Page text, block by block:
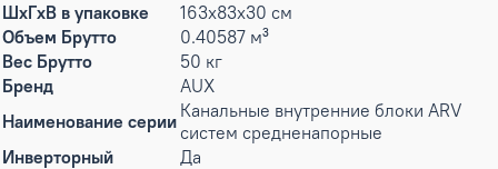
ШxГxВ в упаковке
163x83x30 см
Объем Брутто
0.40587 м³
Вес Брутто
50 кг
Бренд
AUX
Наименование серии Канальные внутренние блоки ARV
систем средненапорные
Инверторный
Да